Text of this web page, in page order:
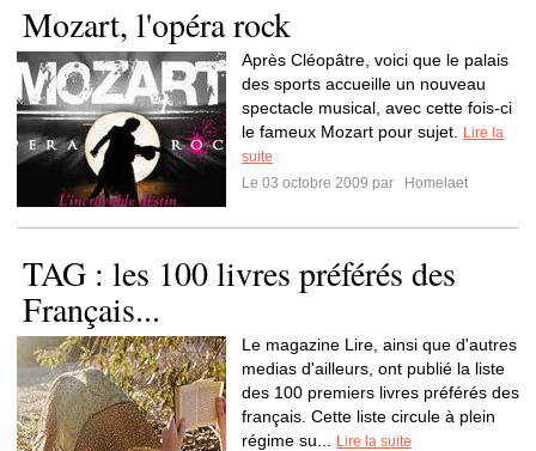
Mozart, l'opéra rock
Après Cléopâtre, voici que le palais
des sports accueille un nouveau
spectacle musical, avec cette fois-ci
le fameux Mozart pour sujet.
Lire la
suite
Le 03 octobre 2009 par
Homelaet
TAG : les 100 livres préférés des
Français...
Le magazine Lire, ainsi que d'autres
medias d'ailleurs, ont publié la liste
des 100 premiers livres préférés des
français. Cette liste circule à plein
régime su...
Lire la suite